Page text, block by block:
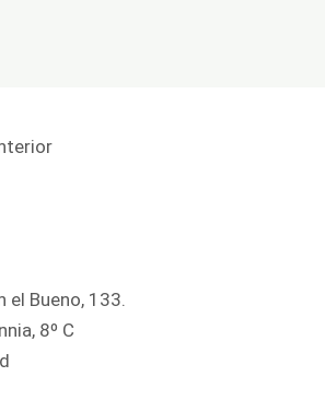
el Bueno, 133.
8º C